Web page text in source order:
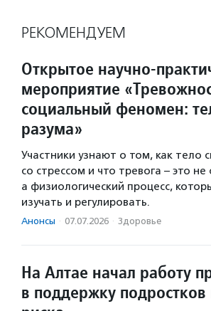
РЕКОМЕНДУЕМ
Открытое научно-
мероприятие
социальный феномен:
разума»
Участники узнают о том, как тело
со стрессом и что тревога – это не
а физиологический процесс,
изучать и регулировать.
Анонсы · 07.07.2026 · Здоровье
На Алтае начал работу
в поддержку подростков